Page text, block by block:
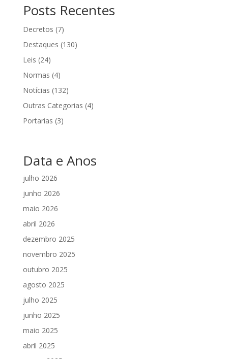
Posts Recentes
Decretos (7)
Destaques (130)
Leis (24)
Normas (4)
Notícias (132)
Outras Categorias (4)
Portarias (3)
Data e Anos
julho 2026
junho 2026
maio 2026
abril 2026
dezembro 2025
novembro 2025
outubro 2025
agosto 2025
julho 2025
junho 2025
maio 2025
abril 2025